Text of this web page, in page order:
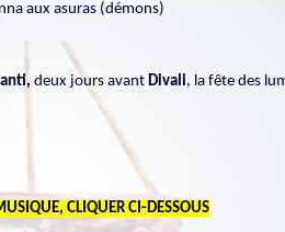
aux asuras (démons)
deux jours avant Divali, la fête des
CLIQUER CI-DESSOUS